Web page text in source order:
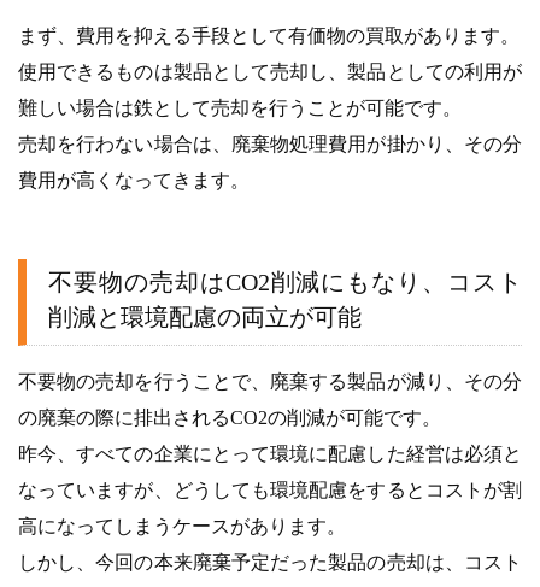
まず、費用を抑える手段として有価物の買取があります。
使用できるものは製品として売却し、製品としての利用が
難しい場合は鉄として売却を行うことが可能です。
売却を行わない場合は、廃棄物処理費用が掛かり、その分
費用が高くなってきます。
不要物の売却はCO2削減にもなり、コスト
削減と環境配慮の両立が可能
不要物の売却を行うことで、廃棄する製品が減り、その分
の廃棄の際に排出されるCO2の削減が可能です。
昨今、すべての企業にとって環境に配慮した経営は必須と
なっていますが、どうしても環境配慮をするとコストが割
高になってしまうケースがあります。
しかし、今回の本来廃棄予定だった製品の売却は、コスト